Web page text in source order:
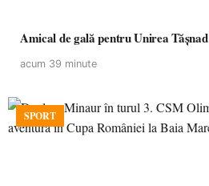
Amical de gală pentru Unirea Tășnad
acum 39 minute
SPORT